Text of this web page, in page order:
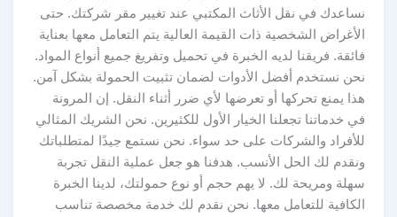
نساعدك في نقل الأثاث المكتبي عند تغيير مقر شركتك. حتى
الأغراض الشخصية ذات القيمة العالية يتم التعامل معها بعناية
فائقة. فريقنا لديه الخبرة في تحميل وتفريغ جميع أنواع المواد.
نحن نستخدم أفضل الأدوات لضمان تثبيت الحمولة بشكل آمن.
هذا يمنع تحركها أو تعرضها لأي ضرر أثناء النقل. إن المرونة
في خدماتنا تجعلنا الخيار الأول للكثيرين. نحن الشريك المثالي
للأفراد والشركات على حد سواء. نحن نستمع جيدًا لمتطلباتك
ونقدم لك الحل الأنسب. هدفنا هو جعل عملية النقل تجربة
سهلة ومريحة لك. لا يهم حجم أو نوع حمولتك، لدينا الخبرة
الكافية للتعامل معها. نحن نقدم لك خدمة مخصصة تناسب